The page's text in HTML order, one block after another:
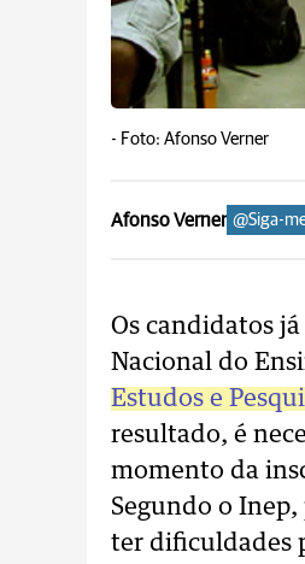
- Foto: Afonso Verner
Afonso Verner @Siga-
Os candidatos
Nacional do
Estudos e
resultado, é
momento da
Segundo o
ter dificuldades